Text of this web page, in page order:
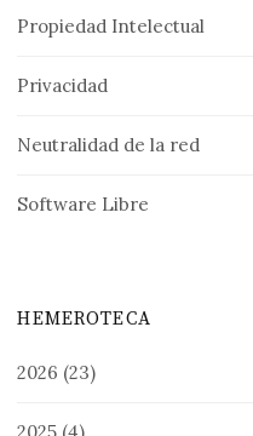
Propiedad Intelectual
Privacidad
Neutralidad de la red
Software Libre
HEMEROTECA
2026 (23)